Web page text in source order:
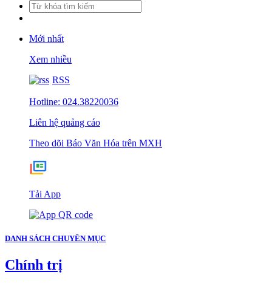
Mới nhất
Xem nhiều
RSS
Hotline: 024.38220036
Liên hệ quảng cáo
Theo dõi Báo Văn Hóa trên MXH
Tải App
DANH SÁCH CHUYÊN MỤC
Chính trị